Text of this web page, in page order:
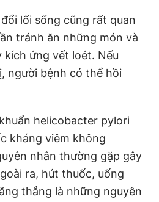
lối sống cũng rất quan
tránh ăn những món và
kích ứng vết loét. Nếu
người bệnh có thể hồi
helicobacter pylori
kháng viêm không
nhân thường gặp gây
ra, hút thuốc, uống
thẳng là những nguyên